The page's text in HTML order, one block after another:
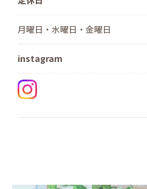
月曜日・水曜日・金曜日
instagram